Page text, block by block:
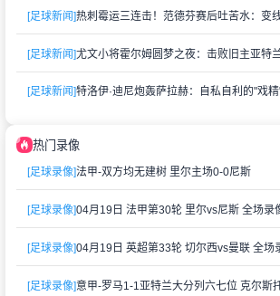
[足球新闻]
[足球新闻]尤文小将霍尔姆圆梦之夜：击败旧主亚特
[足球新闻]
热门录像
[足球录像]法甲-双方均无建树 里尔主场0-0尼斯
[足球录像]04月19日 法甲第30轮 里尔vs尼斯 全场录
[足球录像]04月19日 英超第33轮 切尔西vs曼联 全场
[足球录像]